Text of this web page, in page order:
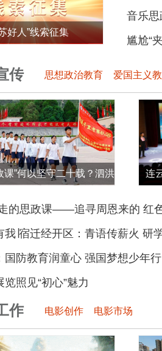
好人”线索征集
音乐思政课
尴尬“夹
传 思想政治教育 爱国主义
课”何以坚守二十载？泗洪 连
的思政课——追寻周恩来的 红
我∣宿迁经开区：青语传薪火 研
国防教育润童心 强国梦想少年行
照见“初心”魅力
作 电影创作 电影市场